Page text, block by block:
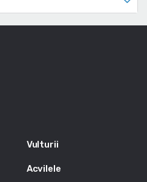
Vulturii
Acvilele